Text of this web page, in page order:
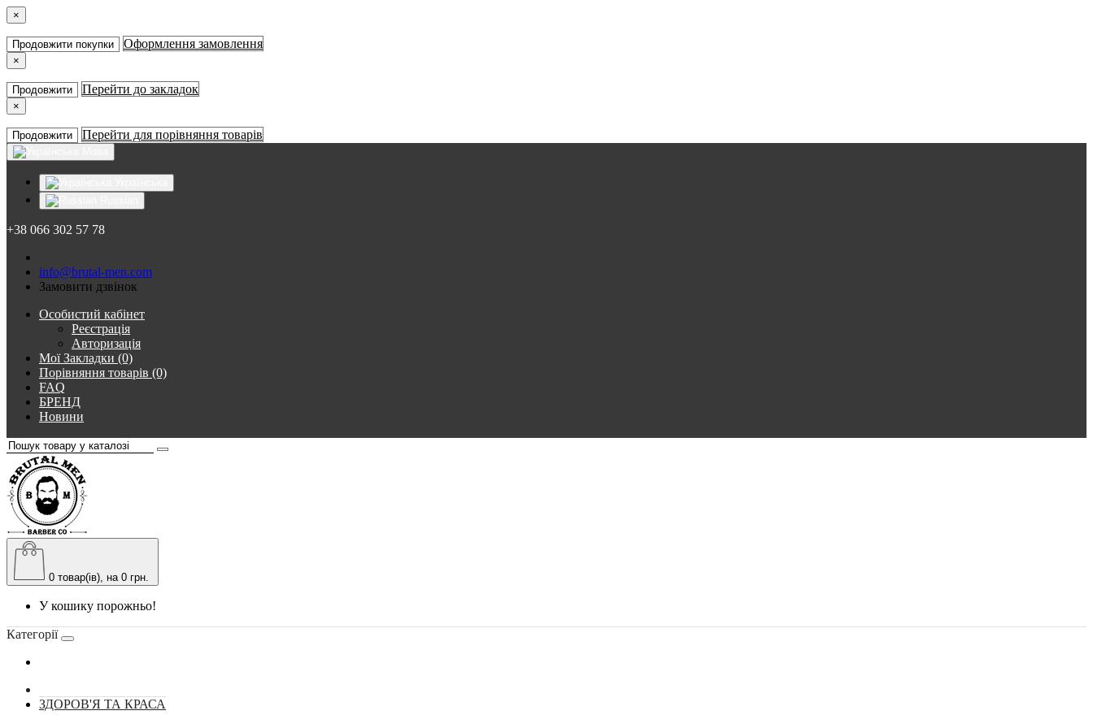
×
Продовжити покупки Оформлення замовлення
×
Продовжити Перейти до закладок
×
Продовжити Перейти для порівняння товарів
+38 066 302 57 78
info@brutal-men.com
Замовити дзвінок
Особистий кабінет
Реєстрація
Авторизація
Мої Закладки (0)
Порівняння товарів (0)
FAQ
БРЕНД
Новини
0 товар(ів), на 0 грн.
У кошику порожньо!
Категорії
ЗДОРОВ'Я ТА КРАСА